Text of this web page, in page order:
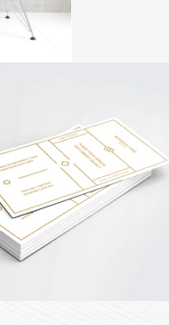
PORTRAITS
Logo Design